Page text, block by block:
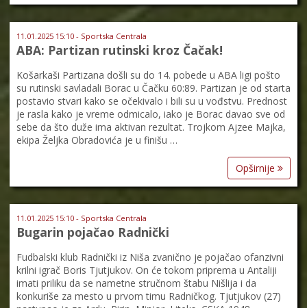
11.01.2025 15:10 - Sportska Centrala
ABA: Partizan rutinski kroz Čačak!
Košarkaši Partizana došli su do 14. pobede u ABA ligi pošto
su rutinski savladali Borac u Čačku 60:89. Partizan je od starta
postavio stvari kako se očekivalo i bili su u vođstvu. Prednost
je rasla kako je vreme odmicalo, iako je Borac davao sve od
sebe da što duže ima aktivan rezultat. Trojkom Ajzee Majka,
ekipa Željka Obradovića je u finišu …
Opširnije
11.01.2025 15:10 - Sportska Centrala
Bugarin pojačao Radnički
Fudbalski klub Radnički iz Niša zvanično je pojačao ofanzivni
krilni igrač Boris Tjutjukov. On će tokom priprema u Antaliji
imati priliku da se nametne stručnom štabu Nišlija i da
konkuriše za mesto u prvom timu Radničkog. Tjutjukov (27)